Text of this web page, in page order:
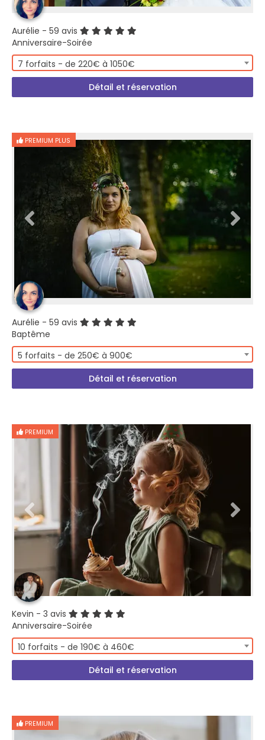
Aurélie - 59 avis
Anniversaire-Soirée
7 forfaits - de 220€ à 1050€
Détail et réservation
PREMIUM PLUS
Aurélie - 59 avis
Baptême
5 forfaits - de 250€ à 900€
Détail et réservation
PREMIUM
Kevin - 3 avis
Anniversaire-Soirée
10 forfaits - de 190€ à 460€
Détail et réservation
PREMIUM